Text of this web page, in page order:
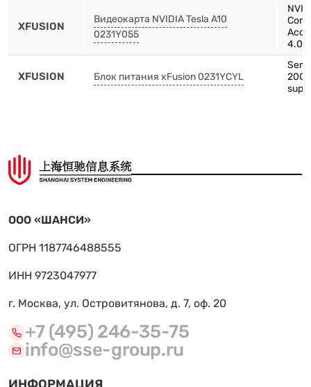
XFUSION
Видеокарта NVIDIA Tesla A10
0231Y055
4.0
XFUSION Блок питания xFusion 0231YCYL
ООО «ШАНСИ»
ОГРН 1187746488555
ИНН 9723047977
г. Москва, ул. Островитянова, д. 7, оф. 20
+7 (495) 246-35-75
info@sse-group.ru